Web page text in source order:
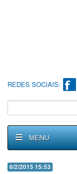
REDES SOCIAIS:
MENU
6/2/2015 15:53